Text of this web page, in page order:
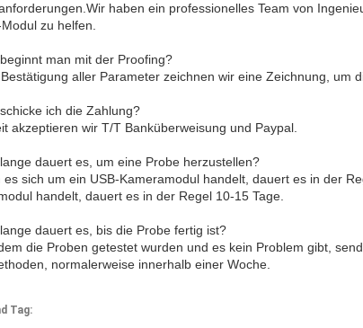
haben ein professionelles Team von
zu helfen.
man mit der Proofing?
aller Parameter zeichnen wir eine Zeichnung, um
ich die Zahlung?
akzeptieren wir T/T Banküberweisung und Paypal.
dauert es, um eine Probe herzustellen?
es sich um ein USB-Kameramodul handelt, dauert es in der
handelt, dauert es in der Regel 10-15 Tage.
dauert es, bis die Probe fertig ist?
die Proben getestet wurden und es kein Problem gibt,
normalerweise innerhalb einer Woche.
Tag: